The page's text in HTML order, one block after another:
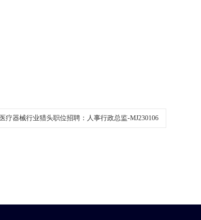
医疗器械行业猎头职位招聘：人事行政总监-MJ230106